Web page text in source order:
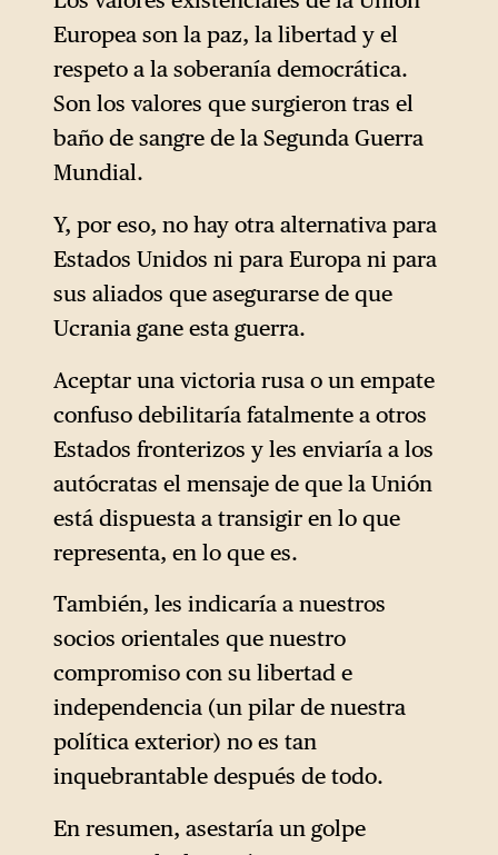
Europea son la paz, la libertad y el
respeto a la soberanía democrática.
Son los valores que surgieron tras el
baño de sangre de la Segunda Guerra
Mundial.
Y, por eso, no hay otra alternativa para
Estados Unidos ni para Europa ni para
sus aliados que asegurarse de que
Ucrania gane esta guerra.
Aceptar una victoria rusa o un empate
confuso debilitaría fatalmente a otros
Estados fronterizos y les enviaría a los
autócratas el mensaje de que la Unión
está dispuesta a transigir en lo que
representa, en lo que es.
También, les indicaría a nuestros
socios orientales que nuestro
compromiso con su libertad e
independencia (un pilar de nuestra
política exterior) no es tan
inquebrantable después de todo.
En resumen, asestaría un golpe